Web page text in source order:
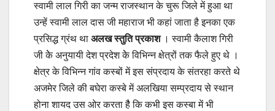
स्वामी लाल गिरी का जन्म राजस्थान के चुरू जिले में हुआ था
उन्हें स्वामी लाल दास जी महाराज भी कहां जाता है इनका एक
प्रसिद्ध ग्रंथ था अलख स्तुति प्रकाश। स्वामी कैलाश गिरी
जी केे अनुयायी देश प्रदेश केे विभिन्न क्षेत्रों तक फैले हुए थे ।
क्षेत्र के विभिन्न गांव कस्बों में इस संप्रदाय के संतरहा करते थे
अजमेर जिले की बघेरा कस्बे में अलखिया सम्प्रदाय से स्थान
होना शायद उस ओर करता हैै कि कभी इस कस्बा में भी